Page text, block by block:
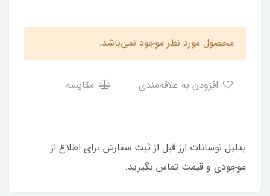
محصول مورد نظر موجود نمی‌باشد.
مقایسه
بدلیل نوسانات ارز قبل از ثبت سفارش برای اطلاع از
موجودی و قیمت تماس بگیرید.